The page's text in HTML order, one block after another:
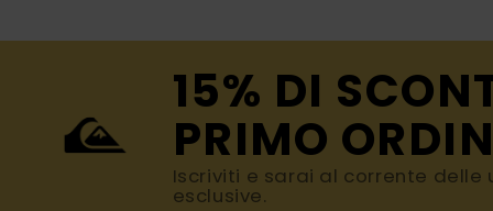
15% DI
PRIMO
Iscriviti e sarai al corrente
esclusive.